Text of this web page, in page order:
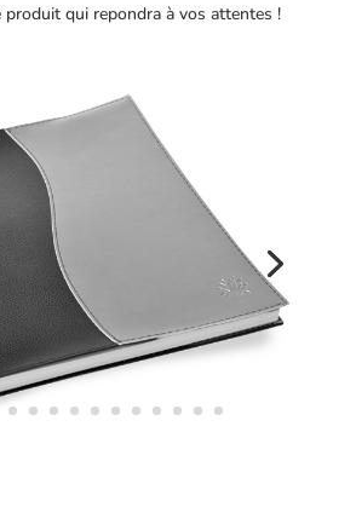
produit qui repondra à vos attentes !